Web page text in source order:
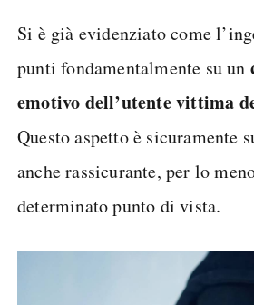
Si è già evidenziato come
punti fondamentalmente su un
emotivo dell’utente vittima
Questo aspetto è sicuramente
anche rassicurante, per lo
determinato punto di vista.